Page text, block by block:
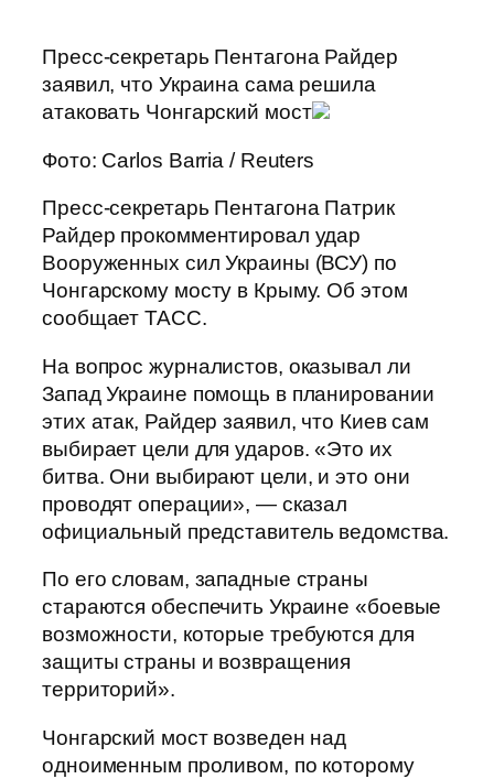
Пресс-секретарь Пентагона Райдер
заявил, что Украина сама решила
атаковать Чонгарский мост
Фото: Carlos Barria / Reuters
Пресс-секретарь Пентагона Патрик
Райдер прокомментировал удар
Вооруженных сил Украины (ВСУ) по
Чонгарскому мосту в Крыму. Об этом
сообщает ТАСС.
На вопрос журналистов, оказывал ли
Запад Украине помощь в планировании
этих атак, Райдер заявил, что Киев сам
выбирает цели для ударов. «Это их
битва. Они выбирают цели, и это они
проводят операции», — сказал
официальный представитель ведомства.
По его словам, западные страны
стараются обеспечить Украине «боевые
возможности, которые требуются для
защиты страны и возвращения
территорий».
Чонгарский мост возведен над
одноименным проливом, по которому